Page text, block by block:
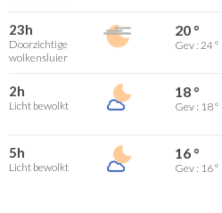
23h
Doorzichtige
wolkensluier
20 °
Gev : 24 °
2h
Licht bewolkt
18 °
Gev : 18 °
5h
Licht bewolkt
16 °
Gev : 16 °